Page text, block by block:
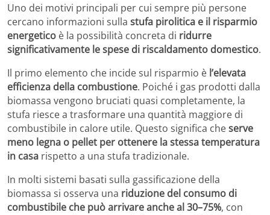
Uno dei motivi principali per cui sempre più persone
cercano informazioni sulla stufa pirolitica e il risparmio
energetico è la possibilità concreta di ridurre
significativamente le spese di riscaldamento domestico.
Il primo elemento che incide sul risparmio è l’elevata
efficienza della combustione. Poiché i gas prodotti dalla
biomassa vengono bruciati quasi completamente, la
stufa riesce a trasformare una quantità maggiore di
combustibile in calore utile. Questo significa cheserve
meno legna o pellet per ottenere la stessa temperatura
in casa rispetto a una stufa tradizionale.
In molti sistemi basati sulla gassificazione della
biomassa si osserva una riduzione del consumo di
combustibile che può arrivare anche al 30–75%, con